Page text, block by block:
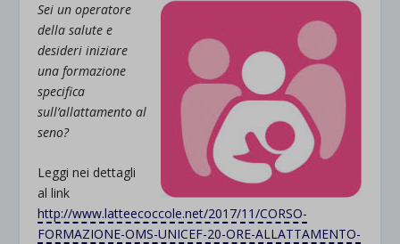
Sei un operatore
della salute e
desideri iniziare
una formazione
specifica
sull’allattamento al
seno?
Leggi nei dettagli
al link
http://www.latteecoccole.net/2017/11/CORSO-
FORMAZIONE-OMS-UNICEF-20-ORE-ALLATTAMENTO-